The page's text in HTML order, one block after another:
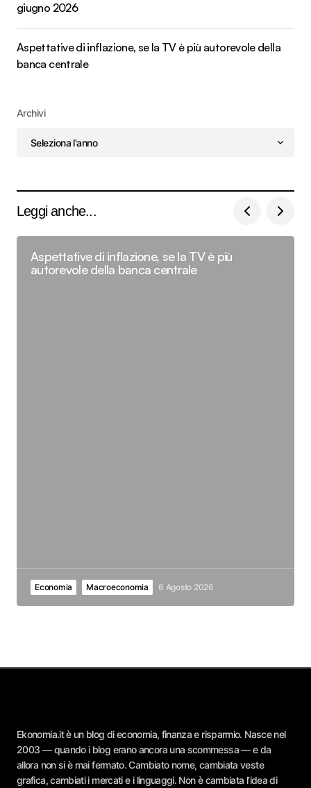
giugno 2026
Aspettative di inflazione, se la TV è più autorevole della
banca centrale
Archivi
Leggi anche...
Aspettative di inflazione, se la TV è più
autorevole della banca centrale
Economia Macroeconomia 6 Agosto 2026
Ekonomia.it è un blog di economia, finanza e risparmio. Nasce nel
2003 — quando i blog erano ancora una scommessa — e da
allora non si è mai fermato. Cambiato nome, cambiata veste
grafica, cambiati i mercati e i linguaggi. Non è cambiata l’idea di